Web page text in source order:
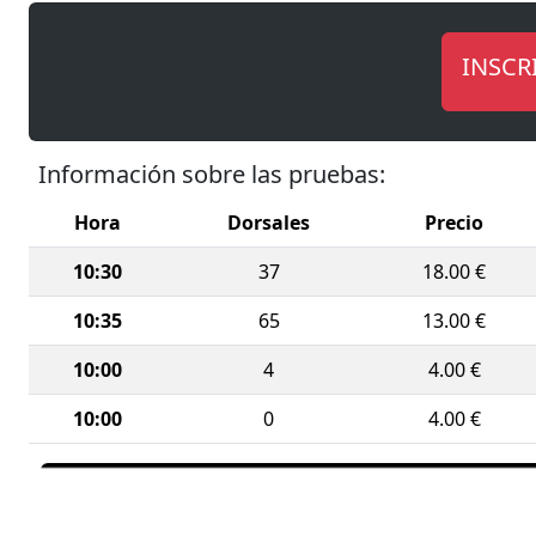
de
Todas
Un euro
contra la
¡No te lo
Información sobre las pruebas:
Hora Dorsales Precio
10:30
37 18.00 €
10:35
65 13.00 €
10:00
4 4.00 €
10:00
0 4.00 €